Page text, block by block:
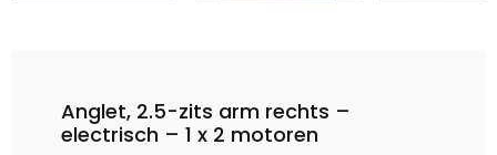
Anglet, 2.5-zits arm rechts –
electrisch – 1 x 2 motoren